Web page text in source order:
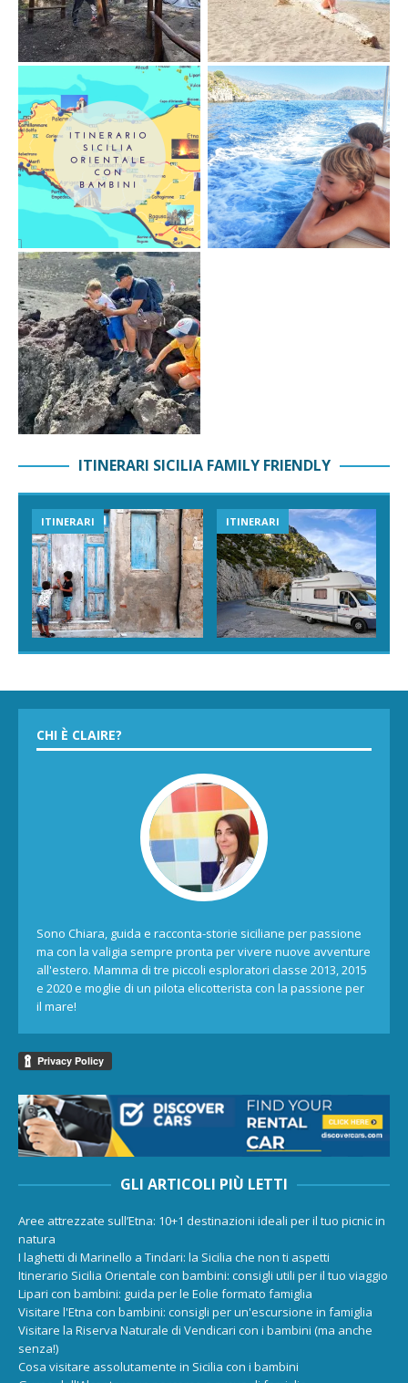
ITINERARI SICILIA FAMILY FRIENDLY
ITINERARI ITINERARI
CHI È CLAIRE?
Sono Chiara, guida e racconta-storie siciliane per passione
ma con la valigia sempre pronta per vivere nuove avventure
all'estero. Mamma di tre piccoli esploratori classe 2013, 2015
e 2020 e moglie di un pilota elicotterista con la passione per
il mare!
GLI ARTICOLI PIÙ LETTI
Aree attrezzate sull’Etna: 10+1 destinazioni ideali per il tuo picnic in
natura
I laghetti di Marinello a Tindari: la Sicilia che non ti aspetti
Itinerario Sicilia Orientale con bambini: consigli utili per il tuo viaggio
Lipari con bambini: guida per le Eolie formato famiglia
Visitare l'Etna con bambini: consigli per un'escursione in famiglia
Visitare la Riserva Naturale di Vendicari con i bambini (ma anche
senza!)
Cosa visitare assolutamente in Sicilia con i bambini